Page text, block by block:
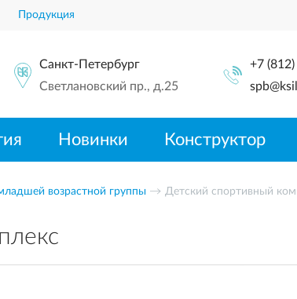
Продукция
Санкт-Петербург
Светлановский пр., д.25
+7
Новинки Конструктор
возрастной группы Детский спортивный